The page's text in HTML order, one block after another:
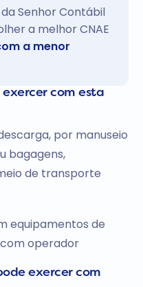
Senhor Contábil
a melhor CNAE
a menor
com esta
por manuseio
bagagens,
de transporte
equipamentos de
operador
exercer com